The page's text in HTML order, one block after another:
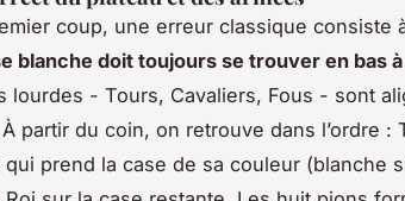
coup, une erreur classique consiste
blanche doit toujours se trouver en bas
lourdes - Tours, Cavaliers, Fous - sont
partir du coin, on retrouve dans l’ordre :
qui prend la case de sa couleur (blanche